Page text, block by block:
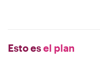
Esto esel plan